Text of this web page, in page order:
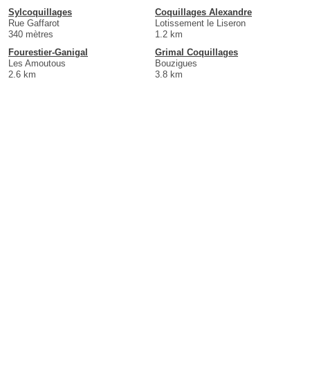
Sylcoquillages
Rue Gaffarot
340 mètres
Coquillages Alexandre
Lotissement le Liseron
1.2 km
Fourestier-Ganigal
Les Amoutous
2.6 km
Grimal Coquillages
Bouzigues
3.8 km